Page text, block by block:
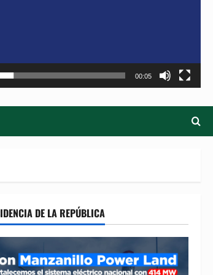
00:05
DE LA REPÚBLICA